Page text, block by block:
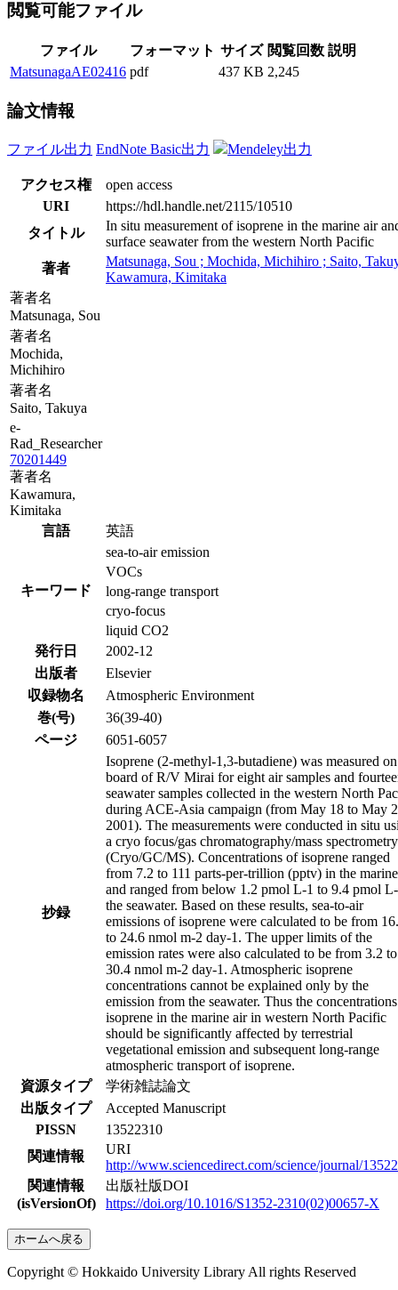
閲覧可能ファイル
ファイル フォーマット サイズ 閲覧回数 説明
MatsunagaAE02416 pdf 437 KB 2,245
論文情報
ファイル出力 EndNote Basic出力 Mendeley出力
アクセス権
open access
URI
https://hdl.handle.net/2115/10510
タイトル
In situ measurement of isoprene in the marine air
surface seawater from the western North Pacific
著者
Matsunaga, Sou ; Mochida, Michihiro ; Saito,
Kawamura, Kimitaka
著者名
Matsunaga, Sou
著者名
Mochida,
Michihiro
著者名
Saito, Takuya
e-
Rad_Researcher
70201449
著者名
Kawamura,
Kimitaka
言語
英語
キーワード
sea-to-air emission
VOCs
long-range transport
cryo-focus
liquid CO2
発行日
2002-12
出版者
Elsevier
収録物名
Atmospheric Environment
巻(号)
36(39-40)
ページ
6051-6057
抄録
Isoprene (2-methyl-1,3-butadiene) was measured on
board of R/V Mirai for eight air samples and
seawater samples collected in the western North
during ACE-Asia campaign (from May 18 to May
2001). The measurements were conducted in situ
a cryo focus/gas chromatography/mass spectrometry
(Cryo/GC/MS). Concentrations of isoprene ranged
from 7.2 to 111 parts-per-trillion (pptv) in the
and ranged from below 1.2 pmol L-1 to 9.4 pmol
the seawater. Based on these results, sea-to-air
emissions of isoprene were calculated to be from
to 24.6 nmol m-2 day-1. The upper limits of the
emission rates were also calculated to be from 3.2 to
30.4 nmol m-2 day-1. Atmospheric isoprene
concentrations cannot be explained only by the
emission from the seawater. Thus the
isoprene in the marine air in western North Pacific
should be significantly affected by terrestrial
vegetational emission and subsequent long-range
atmospheric transport of isoprene.
資源タイプ
学術雑誌論文
出版タイプ
Accepted Manuscript
PISSN
13522310
関連情報
URI
http://www.sciencedirect.com/science/journal/
関連情報
(isVersionOf)
出版社版DOI
https://doi.org/10.1016/S1352-2310(02)00657-X
ホームへ戻る
Copyright © Hokkaido University Library All rights Reserved